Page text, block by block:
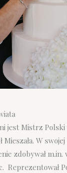
jest Mistrz
Mieszała. W
zdobywał m.in.
Reprezentował